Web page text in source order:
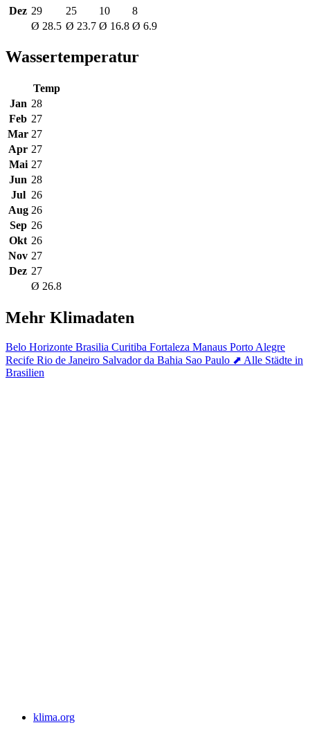
Dez 29 25 10
8
Ø 28.5 Ø 23.7 Ø 16.8 Ø 6.9
Wassertemperatur
Temp
Jan 28
Feb 27
Mar 27
Apr 27
Mai 27
Jun 28
Jul 26
Aug 26
Sep 26
Okt 26
Nov 27
Dez 27
Ø 26.8
Mehr Klimadaten
Belo Horizonte Brasilia Curitiba Fortaleza Manaus Porto Alegre
Recife Rio de Janeiro Salvador da Bahia Sao Paulo ⬈ Alle Städte in
Brasilien
klima.org